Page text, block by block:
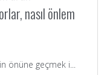
nasıl önlem
önüne geçmek i...